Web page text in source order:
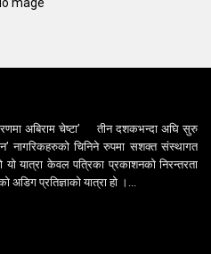
अबिराम चेष्टा’ तीन दशकभन्दा अघि सुरु
नागरिकहरुको चिनिने रुपमा सशक्त संस्थागत
यात्रा केवल पत्रिका प्रकाशनको निरन्तरता
प्रतिज्ञाको यात्रा हो ।...